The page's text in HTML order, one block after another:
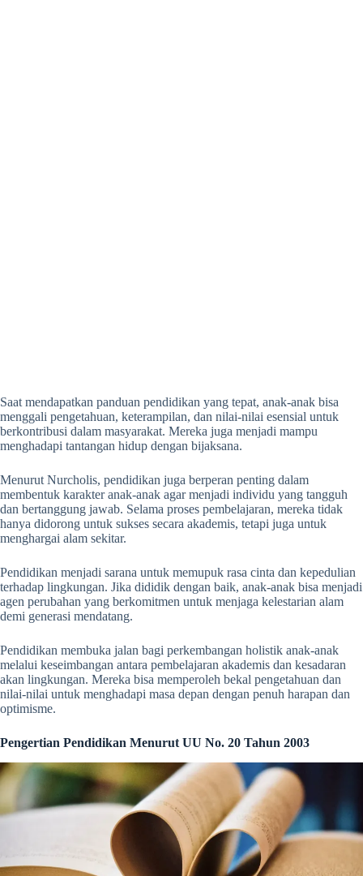
Saat mendapatkan panduan pendidikan yang tepat, anak-anak bisa
menggali pengetahuan, keterampilan, dan nilai-nilai esensial untuk
berkontribusi dalam masyarakat. Mereka juga menjadi mampu
menghadapi tantangan hidup dengan bijaksana.
Menurut Nurcholis, pendidikan juga berperan penting dalam
membentuk karakter anak-anak agar menjadi individu yang tangguh
dan bertanggung jawab. Selama proses pembelajaran, mereka tidak
hanya didorong untuk sukses secara akademis, tetapi juga untuk
menghargai alam sekitar.
Pendidikan menjadi sarana untuk memupuk rasa cinta dan kepedulian
terhadap lingkungan. Jika dididik dengan baik, anak-anak bisa menjadi
agen perubahan yang berkomitmen untuk menjaga kelestarian alam
demi generasi mendatang.
Pendidikan membuka jalan bagi perkembangan holistik anak-anak
melalui keseimbangan antara pembelajaran akademis dan kesadaran
akan lingkungan. Mereka bisa memperoleh bekal pengetahuan dan
nilai-nilai untuk menghadapi masa depan dengan penuh harapan dan
optimisme.
Pengertian Pendidikan Menurut UU No. 20 Tahun 2003